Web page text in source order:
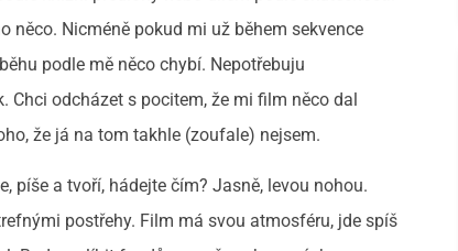
něco. Nicméně pokud mi už během sekvence
podle mě něco chybí. Nepotřebuju
Chci odcházet s pocitem, že mi film něco dal
že já na tom takhle (zoufale) nejsem.
píše a tvoří, hádejte čím? Jasně, levou nohou.
postřehy. Film má svou atmosféru, jde spíš